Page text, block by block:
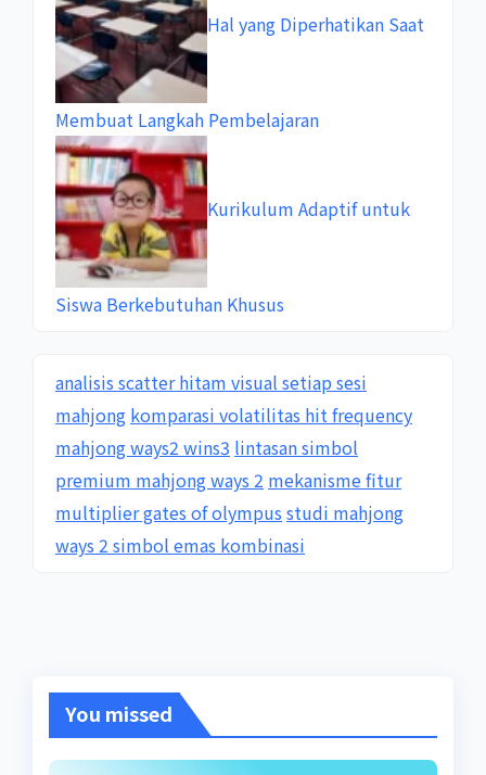
Hal yang Diperhatikan Saat
Membuat Langkah Pembelajaran
Kurikulum Adaptif untuk
Siswa Berkebutuhan Khusus
analisis scatter hitam visual setiap sesi
mahjong komparasi volatilitas hit frequency
mahjong ways2 wins3 lintasan simbol
premium mahjong ways 2 mekanisme fitur
multiplier gates of olympus studi mahjong
ways 2 simbol emas kombinasi
You missed